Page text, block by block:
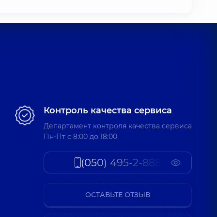
Контроль качества сервиса
Департамент контроля качества сервиса
Пн-Пт c 8:00 до 18:00
(050) 495-2-888
ОСТАВЬТЕ ОТЗЫВ